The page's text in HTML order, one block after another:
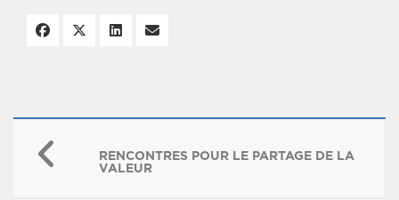
RENCONTRES POUR LE PARTAGE DE LA
VALEUR